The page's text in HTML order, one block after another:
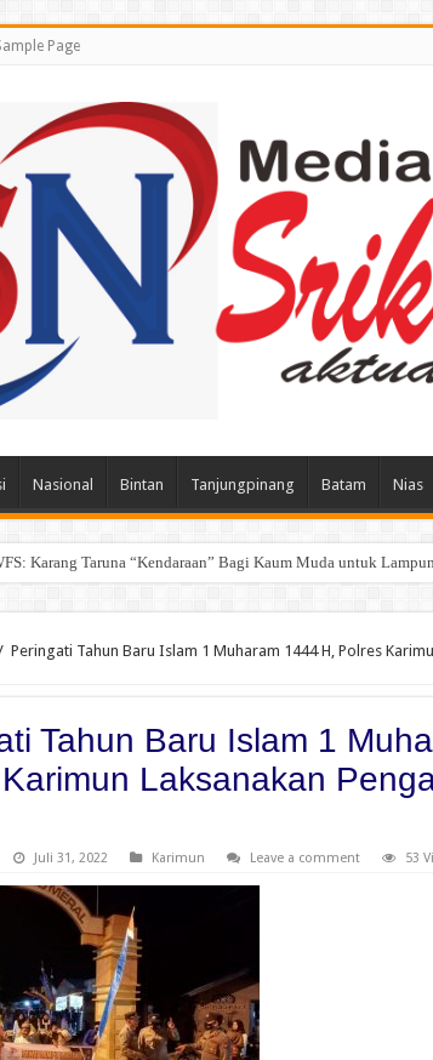
Page
Nasional Bintan Tanjungpinang Batam Nias
Karang Taruna “Kendaraan” Bagi Kaum Muda untuk
For- WIN Lampung Selatan: Selamat kepada 12 Pejabat JPTP
Peringati Tahun Baru Islam 1 Muharam 1444 H, Polres
Tahun Baru Islam 1
Laksanakan
Juli 31, 2022 Karimun Leave a comment 53